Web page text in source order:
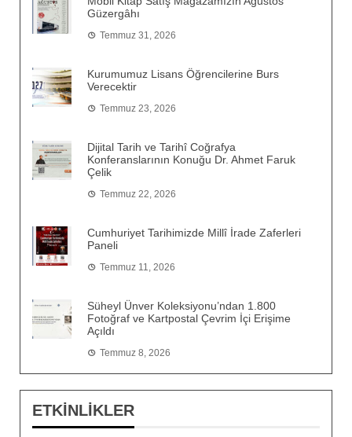
Güzergâhı
Temmuz 31, 2026
Kurumumuz Lisans Öğrencilerine Burs
Verecektir
Temmuz 23, 2026
Dijital Tarih ve Tarihî Coğrafya
Konferanslarının Konuğu Dr. Ahmet Faruk
Çelik
Temmuz 22, 2026
Cumhuriyet Tarihimizde Millî İrade Zaferleri
Paneli
Temmuz 11, 2026
Süheyl Ünver Koleksiyonu’ndan 1.800
Fotoğraf ve Kartpostal Çevrim İçi Erişime
Açıldı
Temmuz 8, 2026
ETKİNLİKLER